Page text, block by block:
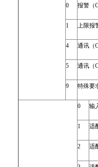
0 报警（
1 上限报
4 通讯（
5 通讯（
9 特殊要
0 输
1 适
2 适